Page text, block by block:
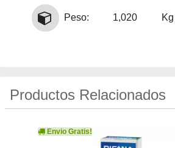
Peso: 1,020 Kg
Productos Relacionados
Envio Gratis!